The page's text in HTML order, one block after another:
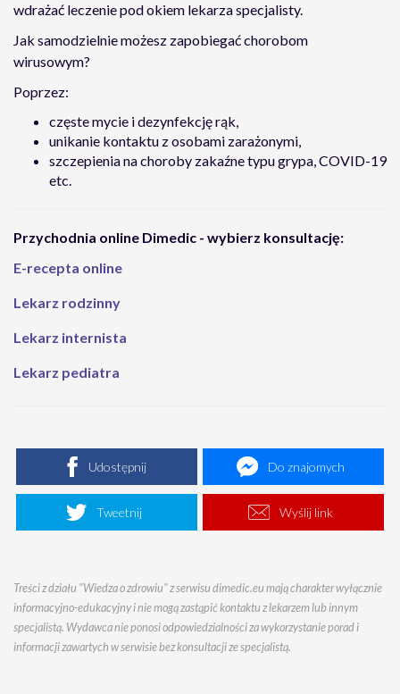
wdrażać leczenie pod okiem lekarza specjalisty.
Jak samodzielnie możesz zapobiegać chorobom
wirusowym?
Poprzez:
częste mycie i dezynfekcję rąk,
unikanie kontaktu z osobami zarażonymi,
szczepienia na choroby zakaźne typu grypa, COVID-19
etc.
Przychodnia online Dimedic - wybierz konsultację:
E-recepta online
Lekarz rodzinny
Lekarz internista
Lekarz pediatra
Udostępnij Do znajomych
Tweetnij Wyślij link
Treści z działu "Wiedza o zdrowiu" z serwisu dimedic.eu mają charakter wyłącznie
informacyjno-edukacyjny i nie mogą zastąpić kontaktu z lekarzem lub innym
specjalistą. Wydawca nie ponosi odpowiedzialności za wykorzystanie porad i
informacji zawartych w serwisie bez konsultacji ze specjalistą.